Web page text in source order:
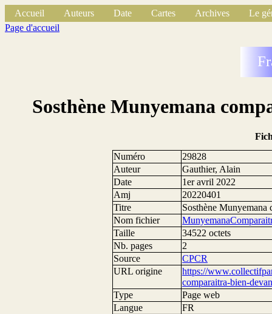
Accueil Auteurs Date Cartes Archives
Le
Page d'accueil
Sosthène Munyemana
Numéro
29828
Auteur
Gauthier, Alain
Date
1er avril 2022
Amj
20220401
Titre
Sosthène Munyemana
Nom fichier
Taille
34522 octets
Nb. pages
2
Source
CPCR
URL origine
https://
comparaitra-bien-
Type
Page web
Langue
FR